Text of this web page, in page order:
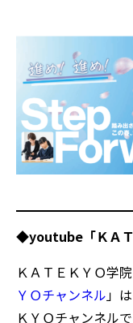
◆youtube「ＫＡＴ
ＫＡＴＥＫＹＯ学
ＹＯチャンネル」
ＫＹＯチャンネルで